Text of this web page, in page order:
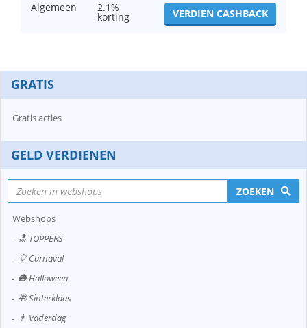
Algemeen 2.1%
korting VERDIEN CASHBACK
GRATIS
Gratis acties
GELD VERDIENEN
ZOEKEN
Webshops
🔝 TOPPERS
🎈 Carnaval
🎃 Halloween
🎁 Sinterklaas
👨 Vaderdag